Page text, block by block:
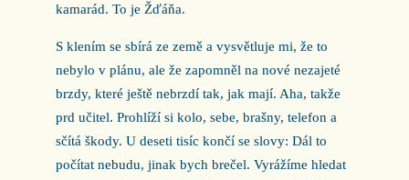
kamarád. To je Žďáňa.
S klením se sbírá ze země a vysvětluje mi, že to
nebylo v plánu, ale že zapomněl na nové nezajeté
brzdy, které ještě nebrzdí tak, jak mají. Aha, takže
prd učitel. Prohlíží si kolo, sebe, brašny, telefon a
sčítá škody. U deseti tisíc končí se slovy: Dál to
počítat nebudu, jinak bych brečel. Vyrážíme hledat